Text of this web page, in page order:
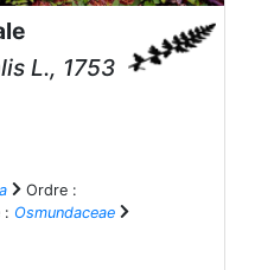
L., 1753
Ordre :
: Osmundaceae